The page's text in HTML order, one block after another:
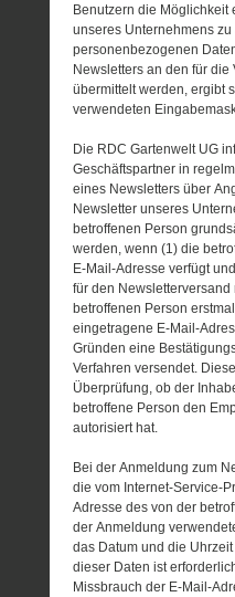
Benutzern die Möglichkeit
unseres Unternehmens
personenbezogenen
Newsletters an den für
übermittelt werden, ergibt
verwendeten
Die RDC Gartenwelt UG
Geschäftspartner in
eines Newsletters über
Newsletter unseres
betroffenen Person
werden, wenn (1) die
E-Mail-Adresse verfügt
für den
betroffenen Person
eingetragene E-Mail-
Gründen eine
Verfahren versendet.
Überprüfung, ob der
betroffene Person den
autorisiert hat.
Bei der Anmeldung zum
die vom Internet-Service-
Adresse des von der
der Anmeldung
das Datum und die
dieser Daten ist
Missbrauch der E-Mail-